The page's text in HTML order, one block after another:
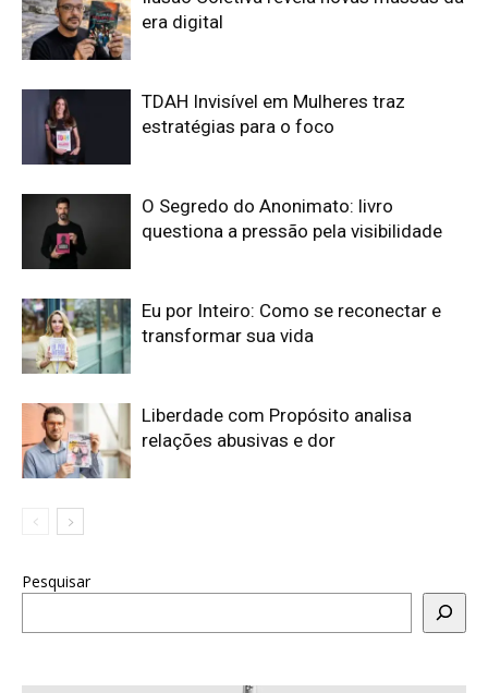
era digital
TDAH Invisível em Mulheres traz
estratégias para o foco
O Segredo do Anonimato: livro
questiona a pressão pela visibilidade
Eu por Inteiro: Como se reconectar e
transformar sua vida
Liberdade com Propósito analisa
relações abusivas e dor
Pesquisar